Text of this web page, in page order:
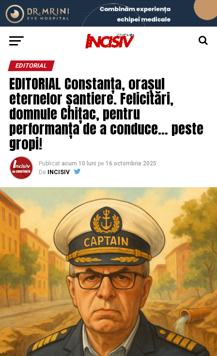
EDITORIAL
EDITORIAL Constanța, orașul
eternelor șantiere. Felicitări,
domnule Chițac, pentru
performanța de a conduce… peste
gropi!
Publicat acum 10 luni pe 16 octombrie 2025
De
INCISIV